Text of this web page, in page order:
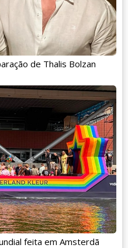
de Thalis Bolzan
feita em Amsterdã